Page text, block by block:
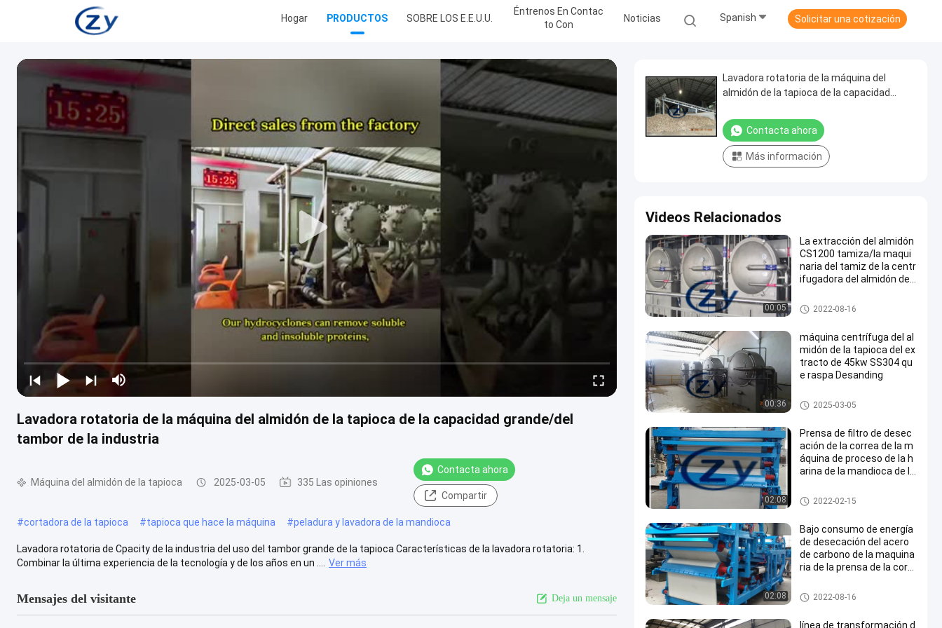
Hogar PRODUCTOS SOBRE LOS E.E.U.U.
Éntrenos En Contac
To Con
Noticias Spanish Solicitar una cotización
Lavadora rotatoria de la máquina del almidón de la tapioca de la capacidad grande/del
tambor de la industria
Máquina del almidón de la tapioca 2025-03-05 335 Las opiniones
Contacta ahora
Compartir
#cortadora de la tapioca #tapioca que hace la máquina #peladura y lavadora de la mandioca
Lavadora rotatoria de Cpacity de la industria del uso del tambor grande de la tapioca Características de la lavadora rotatoria: 1.
Combinar la última experiencia de la tecnología y de los años en un ....
Ver más
Mensajes del visitante Deja un mensaje
Lavadora rotatoria de la máquina del
almidón de la tapioca de la capacidad
Contacta ahora
Más información
Videos Relacionados
00:05
La extracción del almidón
CS1200 tamiza/la maqui
naria del tamiz de la centr
ifugadora del almidón de
Máquina de proceso del almid
ón de mandioca
2022-08-16
00:36
máquina centrífuga del al
midón de la tapioca del ex
tracto de 45kw SS304 qu
e raspa Desanding
Máquina del almidón de la tap
ioca
2025-03-05
02:08
Prensa de filtro de desec
ación de la correa de la m
áquina de proceso de la h
arina de la mandioca de la
Máquina de proceso de la hari
na de la mandioca
2022-02-15
02:08
Bajo consumo de energía
de desecación del acero
de carbono de la maquina
ria de la prensa de la corr
ca
Máquina de proceso del almid
ón de mandioca
2022-08-16
línea de transformación d